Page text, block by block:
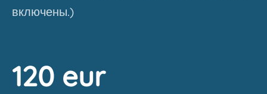
включены.)
120 eur